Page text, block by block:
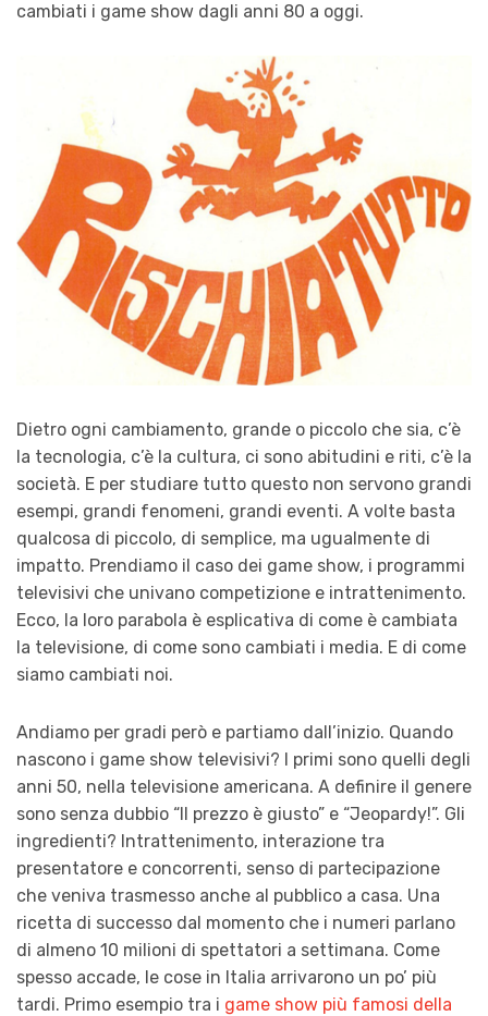
cambiati i game show dagli anni 80 a oggi.
Dietro ogni cambiamento, grande o piccolo che sia, c’è
la tecnologia, c’è la cultura, ci sono abitudini e riti, c’è la
società. E per studiare tutto questo non servono grandi
esempi, grandi fenomeni, grandi eventi. A volte basta
qualcosa di piccolo, di semplice, ma ugualmente di
impatto. Prendiamo il caso dei game show, i programmi
televisivi che univano competizione e intrattenimento.
Ecco, la loro parabola è esplicativa di come è cambiata
la televisione, di come sono cambiati i media. E di come
siamo cambiati noi.
Andiamo per gradi però e partiamo dall’inizio. Quando
nascono i game show televisivi? I primi sono quelli degli
anni 50, nella televisione americana. A definire il genere
sono senza dubbio “Il prezzo è giusto” e “Jeopardy!”. Gli
ingredienti? Intrattenimento, interazione tra
presentatore e concorrenti, senso di partecipazione
che veniva trasmesso anche al pubblico a casa. Una
ricetta di successo dal momento che i numeri parlano
di almeno 10 milioni di spettatori a settimana. Come
spesso accade, le cose in Italia arrivarono un po’ più
tardi. Primo esempio tra i game show più famosi della